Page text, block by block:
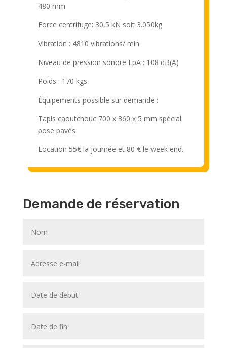
480 mm
Force centrifuge: 30,5 kN soit 3.050kg
Vibration : 4810 vibrations/ min
Niveau de pression sonore LpA : 108 dB(A)
Poids : 170 kgs
Équipements possible sur demande :
Tapis caoutchouc 700 x 360 x 5 mm spécial
pose pavés
Location 55€ la journée et 80 € le week end.
Demande de réservation